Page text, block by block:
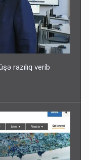
oğludur - DOSYE
razılıq verib